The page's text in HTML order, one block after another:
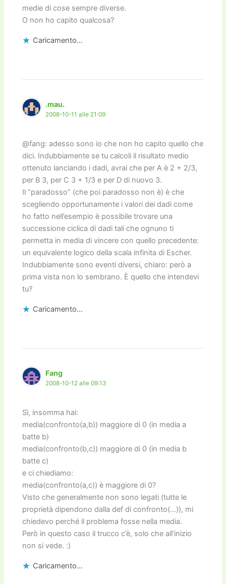
medie di cose sempre diverse.
O non ho capito qualcosa?
Caricamento...
.mau.
2008-10-11 alle 21:09
@fang: adesso sono io che non ho capito quello che
dici. Indubbiamente se tu calcoli il risultato medio
ottenuto lanciando i dadi, avrai che per A è 2 + 2/3,
per B 3, per C 3 + 1/3 e per D di nuovo 3.
Il “paradosso” (che poi paradosso non è) è che
scegliendo opportunamente i valori dei dadi come
ho fatto nell’esempio è possibile trovare una
successione ciclica di dadi tali che ognuno ti
permetta in media di vincere con quello precedente:
un equivalente logico della scala infinita di Escher.
Indubbiamente sono eventi diversi, chiaro: però a
prima vista non lo sembrano. È quello che intendevi
tu?
Caricamento...
Fang
2008-10-12 alle 09:13
Sì, insomma hai:
media(confronto(a,b)) maggiore di 0 (in media a
batte b)
media(confronto(b,c)) maggiore di 0 (in media b
batte c)
e ci chiediamo:
media(confronto(a,c)) è maggiore di 0?
Visto che generalmente non sono legati (tutte le
proprietà dipendono dalla def di confronto(…)), mi
chiedevo perché il problema fosse nella media.
Però in questo caso il trucco c’è, solo che all’inizio
non si vede. :)
Caricamento...